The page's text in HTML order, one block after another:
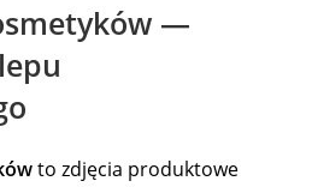
—
to zdjęcia produktowe